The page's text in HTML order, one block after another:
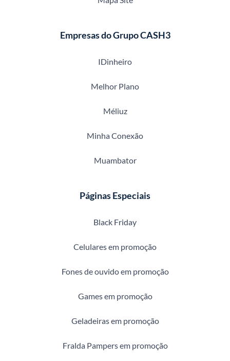
Empresas do Grupo CASH3
IDinheiro
Melhor Plano
Méliuz
Minha Conexão
Muambator
Páginas Especiais
Black Friday
Celulares em promoção
Fones de ouvido em promoção
Games em promoção
Geladeiras em promoção
Fralda Pampers em promoção